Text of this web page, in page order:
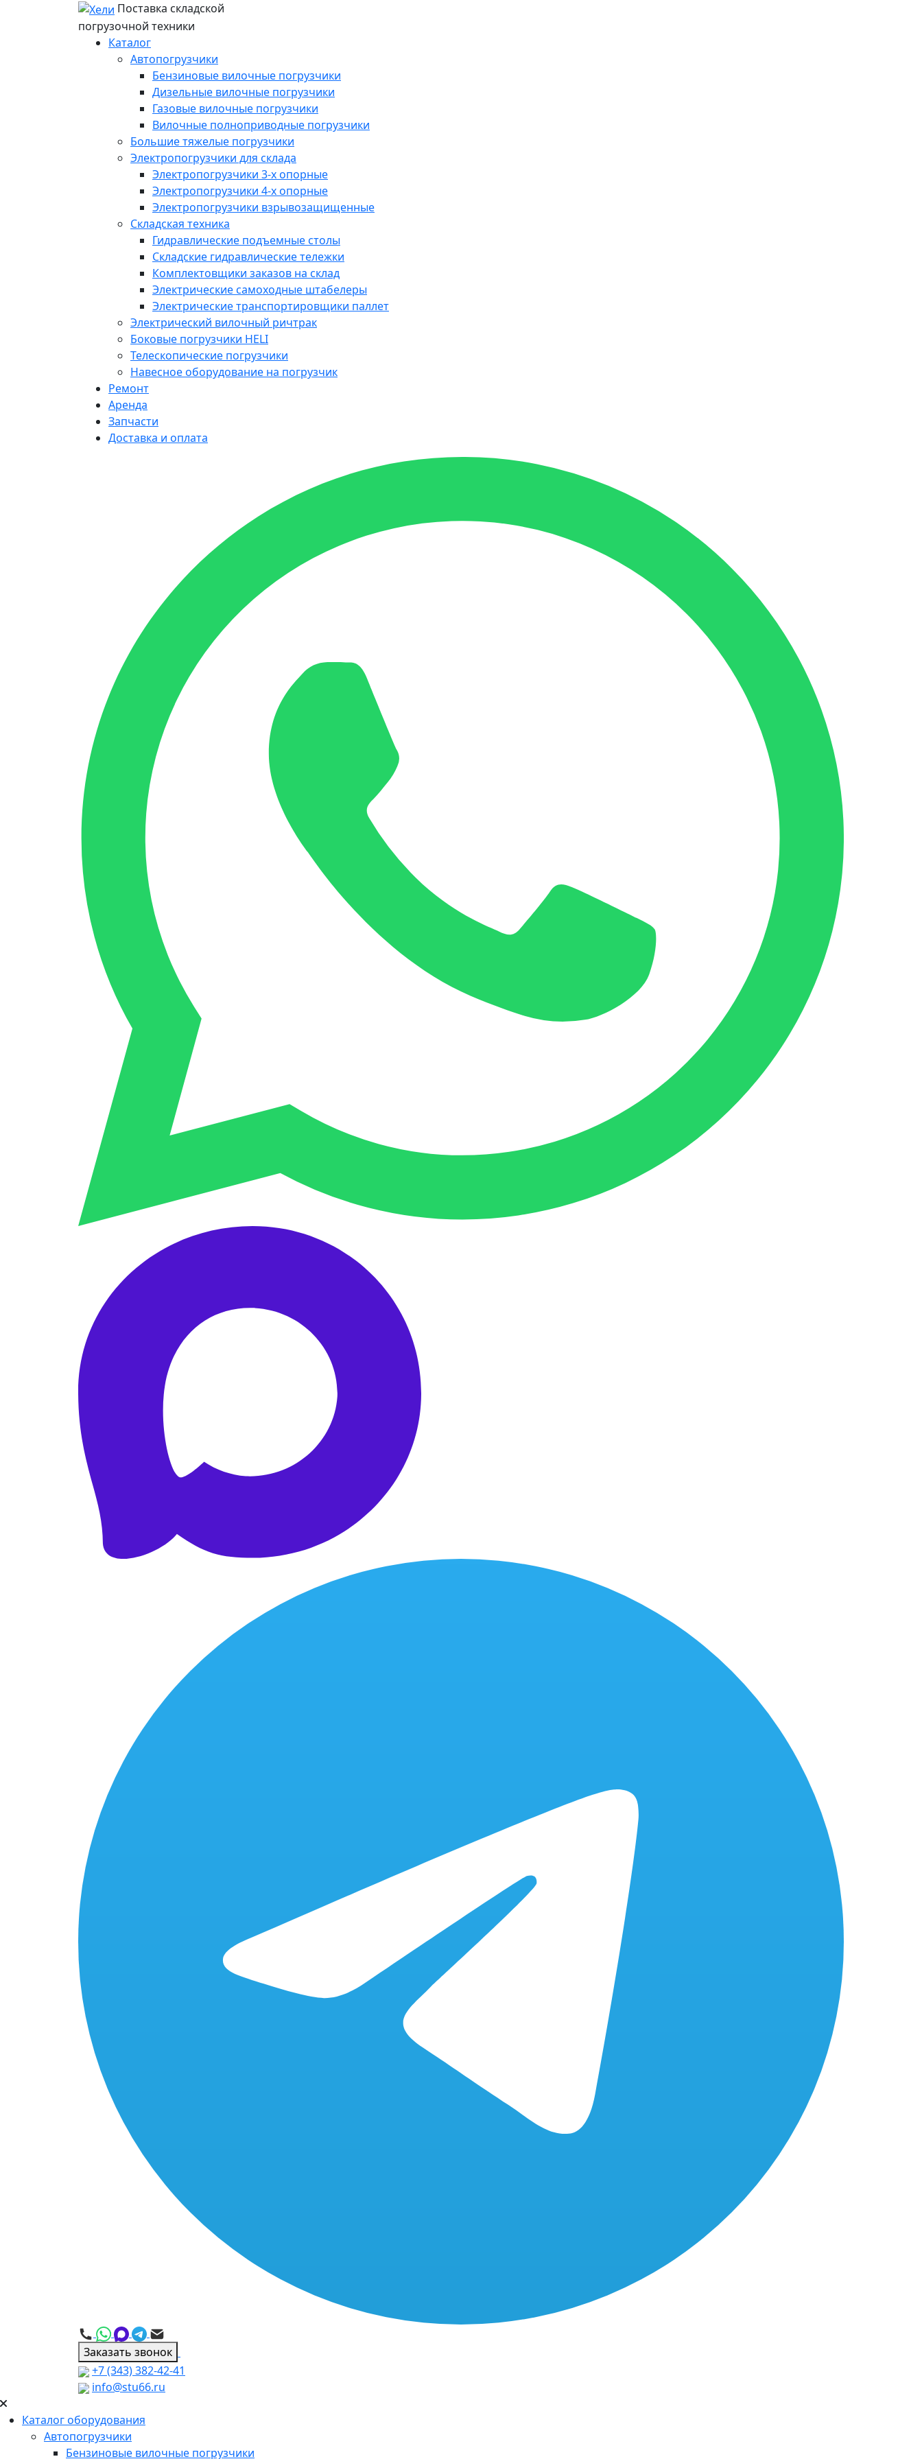
Поставка складской
погрузочной техники
Каталог
Автопогрузчики
Бензиновые вилочные погрузчики
Дизельные вилочные погрузчики
Газовые вилочные погрузчики
Вилочные полноприводные погрузчики
Большие тяжелые погрузчики
Электропогрузчики для склада
Электропогрузчики 3-х опорные
Электропогрузчики 4-х опорные
Электропогрузчики взрывозащищенные
Складская техника
Гидравлические подъемные столы
Складские гидравлические тележки
Комплектовщики заказов на склад
Электрические самоходные штабелеры
Электрические транспортировщики паллет
Электрический вилочный ричтрак
Боковые погрузчики HELI
Телескопические погрузчики
Навесное оборудование на погрузчик
Ремонт
Аренда
Запчасти
Доставка и оплата
Заказать звонок
+7 (343) 382-42-41
info@stu66.ru
Каталог оборудования
Автопогрузчики
Бензиновые вилочные погрузчики